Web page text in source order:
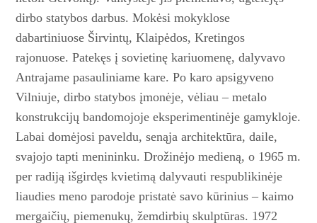
dirbo statybos darbus. Mokėsi mokyklose
dabartiniuose Širvintų, Klaipėdos, Kretingos
rajonuose. Patekęs į sovietinę kariuomenę, dalyvavo
Antrajame pasauliniame kare. Po karo apsigyveno
Vilniuje, dirbo statybos įmonėje, vėliau – metalo
konstrukcijų bandomojoje eksperimentinėje gamykloje.
Labai domėjosi paveldu, senąja architektūra, daile,
svajojo tapti menininku. Drožinėjo medieną, o 1965 m.
per radiją išgirdęs kvietimą dalyvauti respublikinėje
liaudies meno parodoje pristatė savo kūrinius – kaimo
mergaičių, pie­menukų, žemdirbių skulptūras. 1972